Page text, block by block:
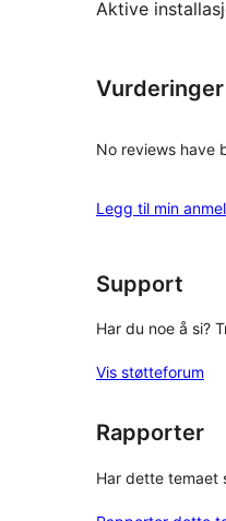
Aktive
Vurderinger
No reviews have
Legg til min
Support
Har du noe å si?
Vis støtteforum
Rapporter
Har dette temaet